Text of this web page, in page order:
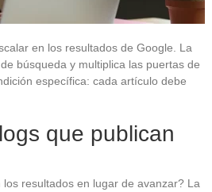
en los resultados de Google. La
búsqueda y multiplica las puertas de
específica: cada artículo debe
que publican
resultados en lugar de avanzar? La